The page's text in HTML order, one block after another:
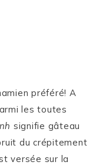
préféré! A
les toutes
signifie gâteau
du crépitement
versée sur la